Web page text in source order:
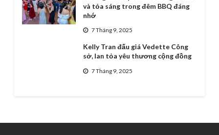
và tỏa sáng trong đêm BBQ đáng
nhớ
7 Tháng 9, 2025
Kelly Tran đấu giá Vedette Công
sở, lan tỏa yêu thương cộng đồng
7 Tháng 9, 2025